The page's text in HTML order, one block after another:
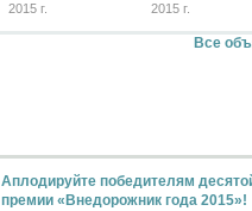
2015 г.
2015 г.
Все
Аплодируйте победителям
премии «Внедорожник года 2015»!